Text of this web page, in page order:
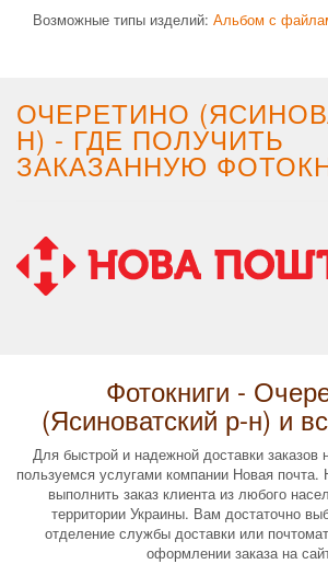
Возможные типы изделий: Альбом с
ОЧЕРЕТИНО
Н) - ГДЕ ПОЛУЧИТЬ
ЗАКАЗАННУЮ
Фотокниги -
(Ясиноватский р-н) и
Для быстрой и надежной доставки
пользуемся услугами компании Новая почта.
выполнить заказ клиента из любого
территории Украины. Вам достаточно
отделение службы доставки или
оформлении заказа на